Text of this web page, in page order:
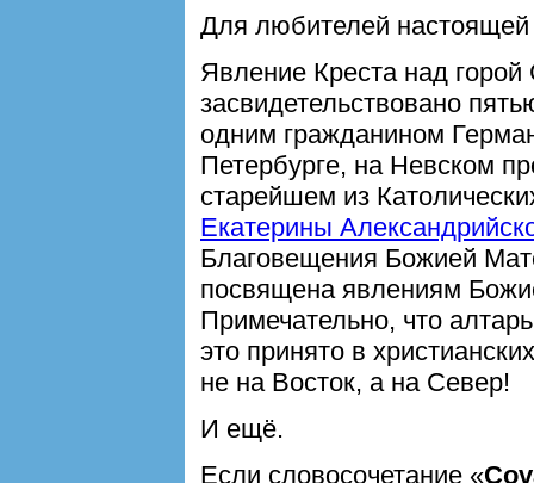
Для любителей
Явление Креста над
засвидетельствовано
одним гражданином
Петербурге, на Невском
старейшем из
Екатерины
Благовещения Божией
посвящена явлениям
Примечательно, что
это принято в
не на Восток, а на Север!
И ещё.
Если словосочетание «